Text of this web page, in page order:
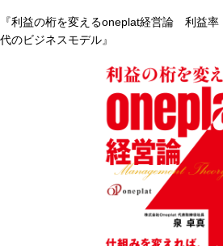
『利益の桁を変えるoneplat経営論 利益
代のビジネスモデル』